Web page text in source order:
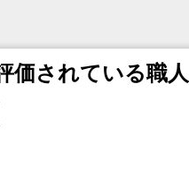
価されている職人